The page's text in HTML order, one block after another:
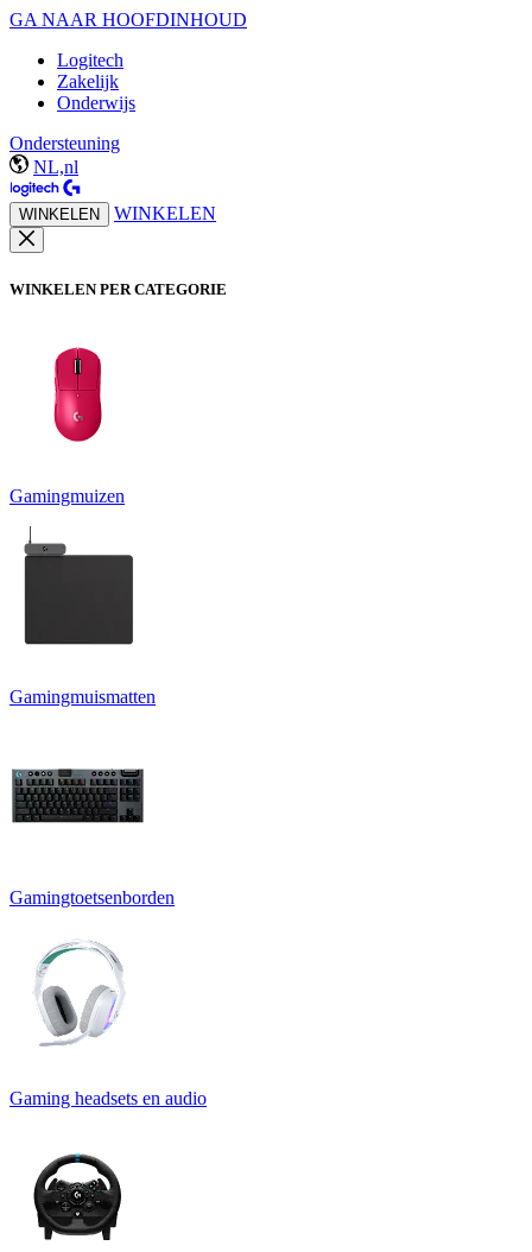
GA NAAR HOOFDINHOUD
Logitech
Zakelijk
Onderwijs
Ondersteuning
NL,nl
WINKELEN WINKELEN
WINKELEN PER CATEGORIE
Gamingmuizen
Gamingmuismatten
Gamingtoetsenborden
Gaming headsets en audio